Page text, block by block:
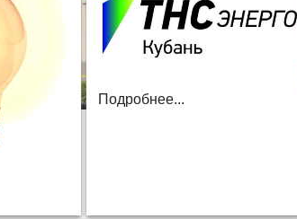
Подробнее...